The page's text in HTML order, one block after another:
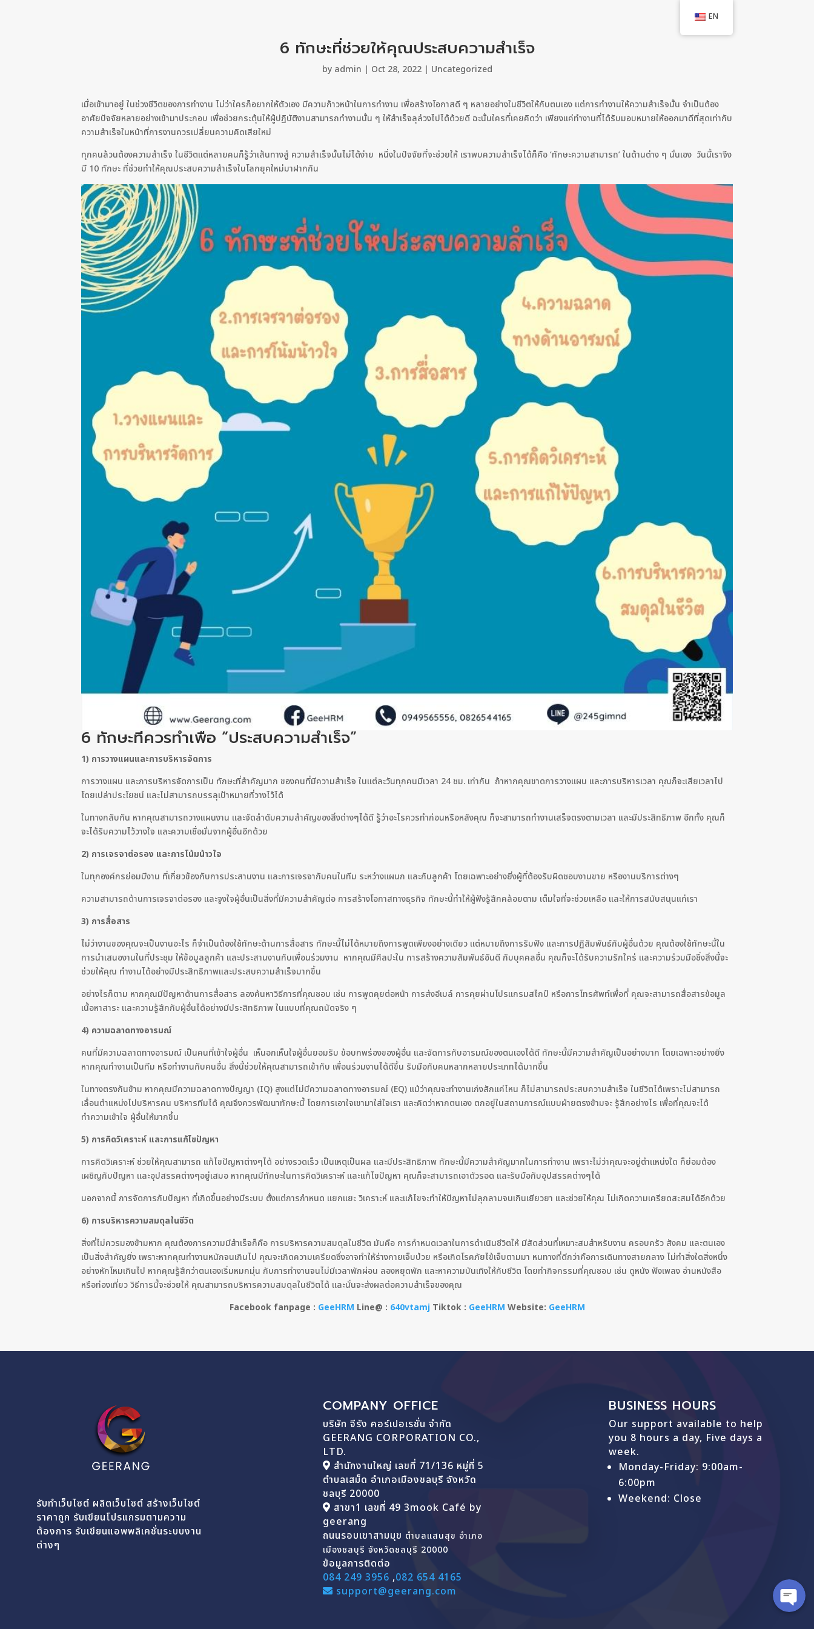
6 ทักษะที่ช่วยให้คุณประสบความสำเร็จ
by admin | Oct 28, 2022| Uncategorized
เมื่อเข้ามาอยู่ ในช่วงชีวิตของการทำงาน ไม่ว่าใครก็อยากให้ตัวเอง มีความก้าวหน้าในการทำงาน เพื่อสร้างโอกาสดี ๆ หลายอย่างในชีวิตให้กับตนเอง แต่การทำงานให้ความสำเร็จนั้น จำเป็นต้อง
อาศัยปัจจัยหลายอย่างเข้ามาประกอบ เพื่อช่วยกระตุ้นให้ผู้ปฏิบัติงานสามารถทำงานนั้น ๆ ให้สำเร็จลุล่วงไปได้ด้วยดี ฉะนั้นใครที่เคยคิดว่า เพียงแค่ทำงานที่ได้รับมอบหมายให้ออกมาดีที่สุดเท่ากับ
ความสำเร็จในหน้าที่การงานควรเปลี่ยนความคิดเสียใหม่
ทุกคนล้วนต้องความสำเร็จ ในชีวิตแต่หลายคนก็รู้ว่าเส้นทางสู่ ความสำเร็จนั้นไม่ได้ง่าย หนึ่งในปัจจัยที่จะช่วยให้ เราพบความสำเร็จได้ก็คือ ‘ทักษะความสามารถ’ ในด้านต่าง ๆ นั่นเอง วันนี้เราจึง
มี 10 ทักษะ ที่ช่วยทำให้คุณประสบความสำเร็จในโลกยุคใหม่มาฝากกัน
6 ทักษะที่ควรทำเพื่อ “ประสบความสำเร็จ”
1) การวางแผนและการบริหารจัดการ
การวางแผน และการบริหารจัดการเป็น ทักษะที่สำคัญมาก ของคนที่มีความสำเร็จ ในแต่ละวันทุกคนมีเวลา 24 ชม. เท่ากัน ถ้าหากคุณขาดการวางแผน และการบริหารเวลา คุณก็จะเสียเวลาไป
โดยเปล่าประโยชน์ และไม่สามารถบรรลุเป้าหมายที่วางไว้ได้
ในทางกลับกัน หากคุณสามารถวางแผนงาน และจัดลำดับความสำคัญของสิ่งต่างๆได้ดี รู้ว่าอะไรควรทำก่อนหรือหลังคุณ ก็จะสามารถทำงานเสร็จตรงตามเวลา และมีประสิทธิภาพ อีกทั้ง คุณก็
จะได้รับความไว้วางใจ และความเชื่อมั่นจากผู้อื่นอีกด้วย
2) การเจรจาต่อรอง และการโน้มน้าวใจ
ในทุกองค์กรย่อมมีงาน ที่เกี่ยวข้องกับการประสานงาน และการเจรจากับคนในทีม ระหว่างแผนก และกับลูกค้า โดยเฉพาะอย่างยิ่งผู้ที่ต้องรับผิดชอบงานขาย หรืองานบริการต่างๆ
ความสามารถด้านการเจรจาต่อรอง และจูงใจผู้อื่นเป็นสิ่งที่มีความสำคัญต่อ การสร้างโอกาสทางธุรกิจ ทักษะนี้ทำให้ผู้ฟังรู้สึกคล้อยตาม เต็มใจที่จะช่วยเหลือ และให้การสนับสนุนแก่เรา
3) การสื่อสาร
ไม่ว่างานของคุณจะเป็นงานอะไร ก็จำเป็นต้องใช้ทักษะด้านการสื่อสาร ทักษะนี้ไม่ได้หมายถึงการพูดเพียงอย่างเดียว แต่หมายถึงการรับฟัง และการปฏิสัมพันธ์กับผู้อื่นด้วย คุณต้องใช้ทักษะนี้ใน
การนำเสนองานในที่ประชุม ให้ข้อมูลลูกค้า และประสานงานกับเพื่อนร่วมงาน หากคุณมีศิลปะใน การสร้างความสัมพันธ์อันดี กับบุคคลอื่น คุณก็จะได้รับความรักใคร่ และความร่วมมือซึ่งสิ่งนี้จะ
ช่วยให้คุณ ทำงานได้อย่างมีประสิทธิภาพและประสบความสำเร็จมากขึ้น
อย่างไรก็ตาม หากคุณมีปัญหาด้านการสื่อสาร ลองค้นหาวิธีการที่คุณชอบ เช่น การพูดคุยต่อหน้า การส่งอีเมล์ การคุยผ่านโปรแกรมสไกป์ หรือการโทรศัพท์เพื่อที่ คุณจะสามารถสื่อสารข้อมูล
เนื้อหาสาระ และความรู้สึกกับผู้อื่นได้อย่างมีประสิทธิภาพ ในแบบที่คุณถนัดจริง ๆ
4) ความฉลาดทางอารมณ์
คนที่มีความฉลาดทางอารมณ์ เป็นคนที่เข้าใจผู้อื่น เห็นอกเห็นใจผู้อื่นยอมรับ ข้อบกพร่องของผู้อื่น และจัดการกับอารมณ์ของตนเองได้ดี ทักษะนี้มีความสำคัญเป็นอย่างมาก โดยเฉพาะอย่างยิ่ง
หากคุณทำงานเป็นทีม หรือทำงานกับคนอื่น สิ่งนี้ช่วยให้คุณสามารถเข้ากับ เพื่อนร่วมงานได้ดีขึ้น รับมือกับคนหลากหลายประเภทได้มากขึ้น
ในทางตรงกันข้าม หากคุณมีความฉลาดทางปัญญา (IQ) สูงแต่ไม่มีความฉลาดทางอารมณ์ (EQ) แม้ว่าคุณจะทำงานเก่งสักแค่ไหน ก็ไม่สามารถประสบความสำเร็จ ในชีวิตได้เพราะไม่สามารถ
เลื่อนตำแหน่งไปบริหารคน บริหารทีมได้ คุณจึงควรพัฒนาทักษะนี้ โดยการเอาใจเขามาใส่ใจเรา และคิดว่าหากตนเอง ตกอยู่ในสถานการณ์แบบฝ่ายตรงข้ามจะ รู้สึกอย่างไร เพื่อที่คุณจะได้
ทำความเข้าใจ ผู้อื่นให้มากขึ้น
5) การคิดวิเคราะห์ และการแก้ไขปัญหา
การคิดวิเคราะห์ ช่วยให้คุณสามารถ แก้ไขปัญหาต่างๆได้ อย่างรวดเร็ว เป็นเหตุเป็นผล และมีประสิทธิภาพ ทักษะนี้มีความสำคัญมากในการทำงาน เพราะไม่ว่าคุณจะอยู่ตำแหน่งใด ก็ย่อมต้อง
เผชิญกับปัญหา และอุปสรรคต่างๆอยู่เสมอ หากคุณมีทักษะในการคิดวิเคราะห์ และแก้ไขปัญหา คุณก็จะสามารถเอาตัวรอด และรับมือกับอุปสรรคต่างๆได้
นอกจากนี้ การจัดการกับปัญหา ที่เกิดขึ้นอย่างมีระบบ ตั้งแต่การกำหนด แยกแยะ วิเคราะห์ และแก้ไขจะทำให้ปัญหาไม่ลุกลามจนเกินเยียวยา และช่วยให้คุณ ไม่เกิดความเครียดสะสมได้อีกด้วย
6) การบริหารความสมดุลในชีวิต
สิ่งที่ไม่ควรมองข้ามหาก คุณต้องการความมีสำเร็จก็คือ การบริหารความสมดุลในชีวิต มันคือ การกำหนดเวลาในการดำเนินชีวิตให้ มีสัดส่วนที่เหมาะสมสำหรับงาน ครอบครัว สังคม และตนเอง
เป็นสิ่งสำคัญยิ่ง เพราะหากคุณทำงานหนักจนเกินไป คุณจะเกิดความเครียดซึ่งอาจทำให้ร่างกายเจ็บป่วย หรือเกิดโรคภัยไข้เจ็บตามมา หนทางที่ดีกว่าคือการเดินทางสายกลาง ไม่ทำสิ่งใดสิ่งหนึ่ง
อย่างหักโหมเกินไป หากคุณรู้สึกว่าตนเองเริ่มหมกมุ่น กับการทำงานจนไม่มีเวลาพักผ่อน ลองหยุดพัก และหาความบันเทิงให้กับชีวิต โดยทำกิจกรรมที่คุณชอบ เช่น ดูหนัง ฟังเพลง อ่านหนังสือ
หรือท่องเที่ยว วิธีการนี้จะช่วยให้ คุณสามารถบริหารความสมดุลในชีวิตได้ และนั่นจะส่งผลต่อความสำเร็จของคุณ
Facebook fanpage : GeeHRM Line@ : 640vtamjTiktok : GeeHRM Website: GeeHRM
รับทำเว็บไซต์ ผลิตเว็บไซต์ สร้างเว็บไซต์
ราคาถูก รับเขียนโปรแกรมตามความ
ต้องการ รับเขียนแอพพลิเคชั่นระบบงาน
ต่างๆ
COMPANY OFFICE
บริษัท จีรัง คอร์เปอเรชั่น จำกัด
GEERANG CORPORATION CO.,
LTD.
สำนักงานใหญ่ เลขที่ 71/136 หมู่ที่ 5
ตำบลเสม็ด อำเภอเมืองชลบุรี จังหวัด
ชลบุรี 20000
สาขา1 เลขที่ 49 3mook Café by
geerang
ถนนรอบเขาสามมุข ตำบลแสนสุข อำเภอ
เมืองชลบุรี จังหวัดชลบุรี 20000
ข้อมูลการติดต่อ
084 249 3956 ,082 654 4165
support@geerang.com
BUSINESS HOURS
Our support available to help
you 8 hours a day, Five days a
week.
Monday-Friday: 9:00am-
6:00pm
Weekend: Close
EN